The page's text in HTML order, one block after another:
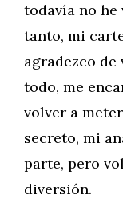
todavía no he
tanto, mi
agradezco de
todo, me
volver a
secreto, mi
parte, pero
diversión.